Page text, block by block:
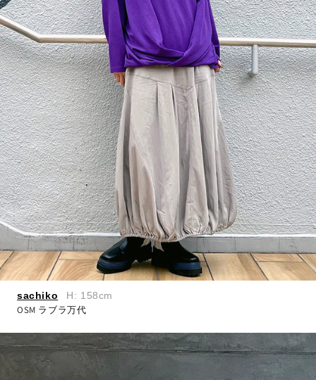
sachiko H: 158cm
OSM ラブラ万代